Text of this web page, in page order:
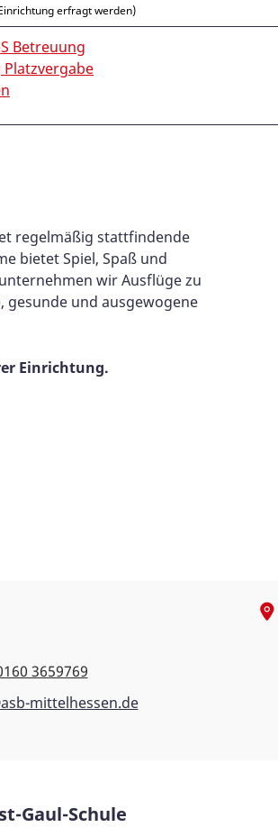
erfragt werden)
Betreuung
regelmäßig stattfindende
bietet Spiel, Spaß und
wir Ausflüge zu
gesunde und ausgewogene
Einrichtung.
3659769
mittelhessen.de
Gaul-Schule